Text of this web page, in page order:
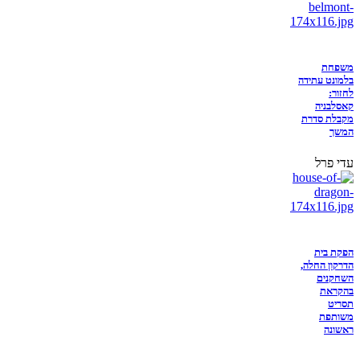
משפחת
בלמונט עתידה
לחזור:
קאסלבניה
מקבלת סדרת
המשך
עדי פרל
הפקת בית
הדרקון החלה,
השחקנים
בהקראת
תסריט
משותפת
ראשונה